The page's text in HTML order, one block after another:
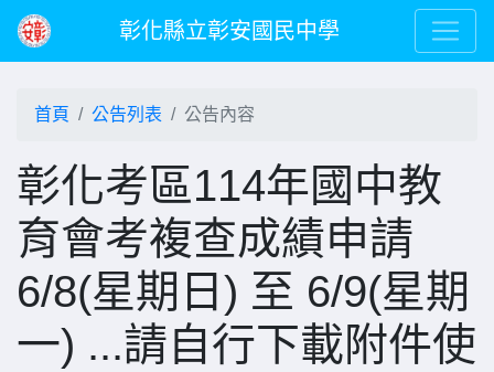
彰化縣立彰安國民中學
首頁 公告列表 公告內容
彰化考區114年國中教
育會考複查成績申請
6/8(星期日) 至 6/9(星期
一) ...請自行下載附件使